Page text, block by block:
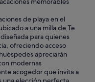
de playa en el
a una milla de Te
para quienes
ofreciendo acceso
apreciarán
modernas
acogedor que invita a